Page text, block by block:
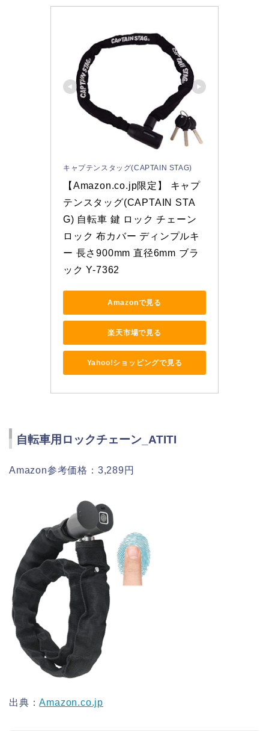
キャプテンスタッグ(CAPTAIN STAG)
【Amazon.co.jp限定】 キャプ
テンスタッグ(CAPTAIN STA
G) 自転車 鍵 ロック チェーン
ロック 布カバー ディンプルキ
ー 長さ900mm 直径6mm ブラ
ック Y-7362
Amazonで見る
楽天市場で見る
Yahoo!ショッピングで見る
自転車用ロックチェーン_ATITI
Amazon参考価格：3,289円
出典：Amazon.co.jp